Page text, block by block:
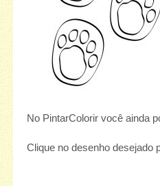
No PintarColorir você ainda
Clique no desenho desejado